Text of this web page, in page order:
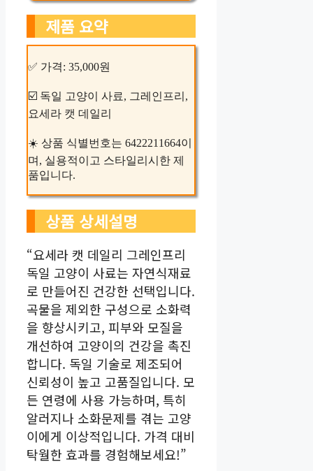
제품 요약
✅ 가격: 35,000원
☑️ 독일 고양이 사료, 그레인프리,
요세라 캣 데일리
☀️ 상품 식별번호는 6422211664이
며, 실용적이고 스타일리시한 제
품입니다.
상품 상세설명
“요세라 캣 데일리 그레인프리
독일 고양이 사료는 자연식재료
로 만들어진 건강한 선택입니다.
곡물을 제외한 구성으로 소화력
을 향상시키고, 피부와 모질을
개선하여 고양이의 건강을 촉진
합니다. 독일 기술로 제조되어
신뢰성이 높고 고품질입니다. 모
든 연령에 사용 가능하며, 특히
알러지나 소화문제를 겪는 고양
이에게 이상적입니다. 가격 대비
탁월한 효과를 경험해보세요!”